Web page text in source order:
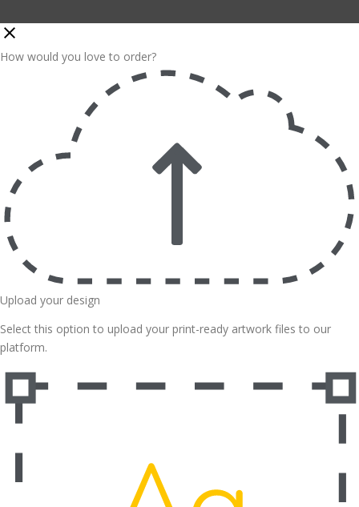
How would you love to order?
Upload your design
Select this option to upload your print-ready artwork files to our
platform.